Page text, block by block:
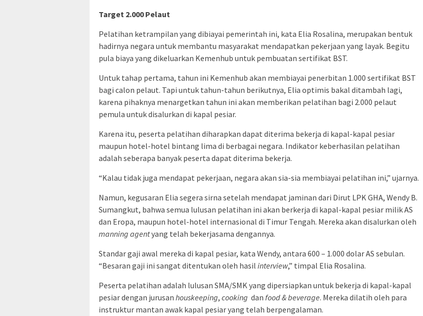
Target 2.000 Pelaut
Pelatihan ketrampilan yang dibiayai pemerintah ini, kata Elia Rosalina, merupakan bentuk
hadirnya negara untuk membantu masyarakat mendapatkan pekerjaan yang layak. Begitu
pula biaya yang dikeluarkan Kemenhub untuk pembuatan sertifikat BST.
Untuk tahap pertama, tahun ini Kemenhub akan membiayai penerbitan 1.000 sertifikat BST
bagi calon pelaut. Tapi untuk tahun-tahun berikutnya, Elia optimis bakal ditambah lagi,
karena pihaknya menargetkan tahun ini akan memberikan pelatihan bagi 2.000 pelaut
pemula untuk disalurkan di kapal pesiar.
Karena itu, peserta pelatihan diharapkan dapat diterima bekerja di kapal-kapal pesiar
maupun hotel-hotel bintang lima di berbagai negara. Indikator keberhasilan pelatihan
adalah seberapa banyak peserta dapat diterima bekerja.
“Kalau tidak juga mendapat pekerjaan, negara akan sia-sia membiayai pelatihan ini,” ujarnya.
Namun, kegusaran Elia segera sirna setelah mendapat jaminan dari Dirut LPK GHA, Wendy B.
Sumangkut, bahwa semua lulusan pelatihan ini akan berkerja di kapal-kapal pesiar milik AS
dan Eropa, maupun hotel-hotel internasional di Timur Tengah. Mereka akan disalurkan oleh
manning agentyang telah bekerjasama dengannya.
Standar gaji awal mereka di kapal pesiar, kata Wendy, antara 600 – 1.000 dolar AS sebulan.
“Besaran gaji ini sangat ditentukan oleh hasil interview,” timpal Elia Rosalina.
Peserta pelatihan adalah lulusan SMA/SMK yang dipersiapkan untuk bekerja di kapal-kapal
pesiar dengan jurusan houskeeping, cooking dan food & beverage. Mereka dilatih oleh para
instruktur mantan awak kapal pesiar yang telah berpengalaman.